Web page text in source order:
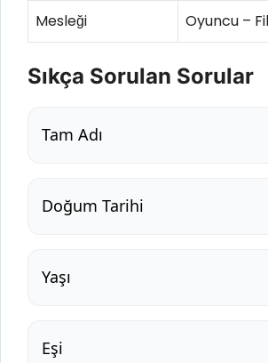
Mesleği Oyuncu –
Sıkça Sorulan Sorular
Tam Adı
Doğum Tarihi
Yaşı
Eşi